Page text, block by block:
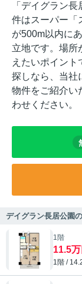
「デイグラン
件はスーパー「
が500m以内に
立地です。場所
えたいポイン
探しなら、当社
物件をご紹介い
わせください。
デイグラン長居公園
1階
11.5万
1階 /